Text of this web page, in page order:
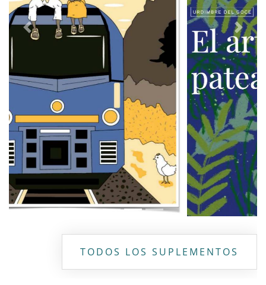
Previous Next
TODOS LOS SUPLEMENTOS